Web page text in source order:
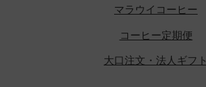
マラウイコーヒー
コーヒー定期便
大口注文・法人ギフト